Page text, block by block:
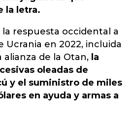
la letra.
respuesta occidental a
Ucrania en 2022, incluida
alianza de la Otan, la
oleadas de
y el suministro de miles
en ayuda y armas a